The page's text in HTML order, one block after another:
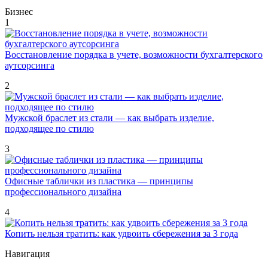
Бизнес
1
Восстановление порядка в учете, возможности бухгалтерского
аутсорсинга
2
Мужской браслет из стали — как выбрать изделие,
подходящее по стилю
3
Офисные таблички из пластика — принципы
профессионального дизайна
4
Копить нельзя тратить: как удвоить сбережения за 3 года
Навигация